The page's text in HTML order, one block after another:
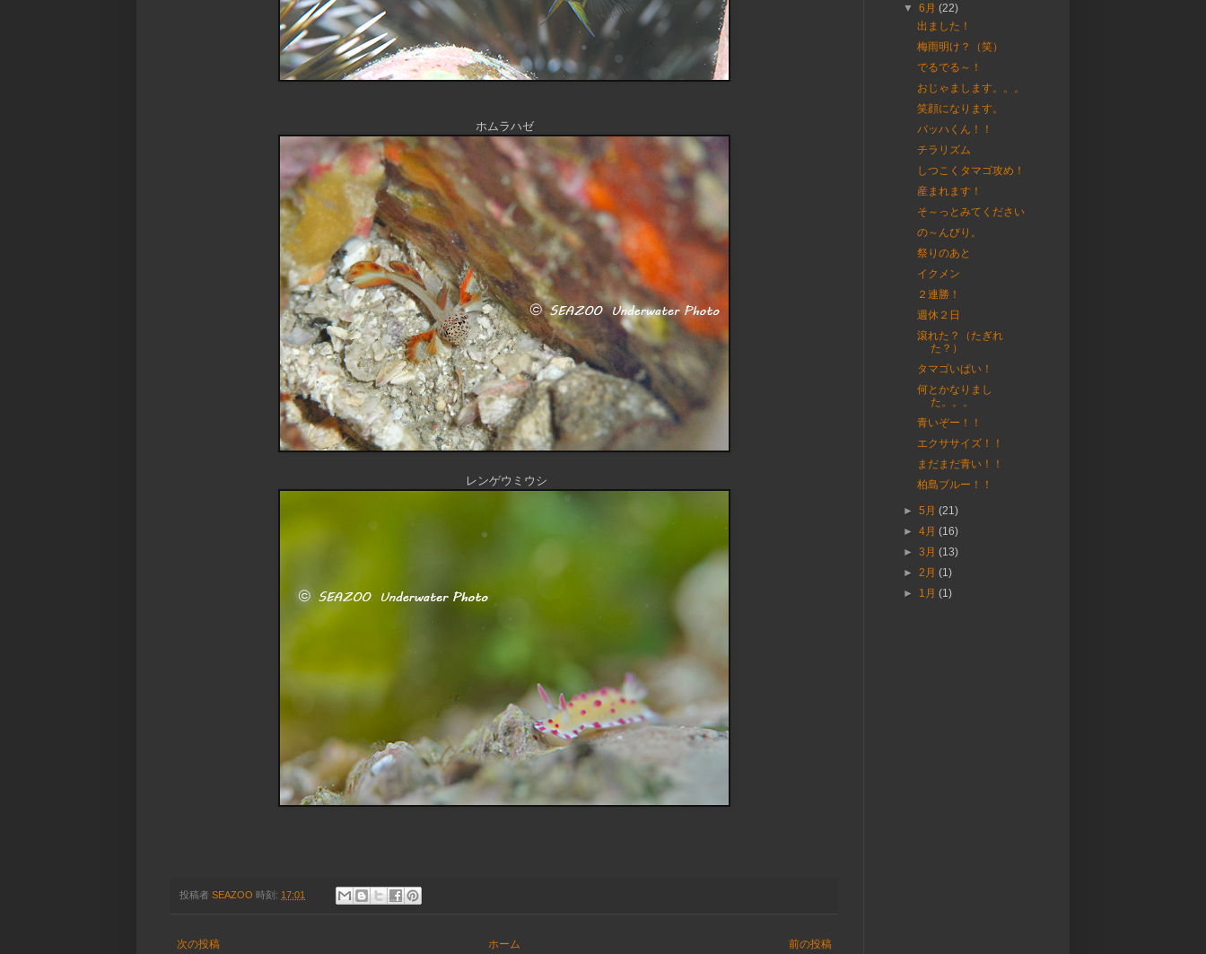
ホムラハゼ
レンゲウミウシ
投稿者 SEAZOO 時刻: 17:01
次の投稿 前の投稿
ホーム
▼6月(22)
出ました！
梅雨明け？（笑）
でるでる～！
おじゃまします。。。
笑顔になります。
バッハくん！！
チラリズム
しつこくタマゴ攻め！
産まれます！
そ～っとみてください
の～んびり。
祭りのあと
イクメン
２連勝！
週休２日
滾れた？（たぎれ
た？）
タマゴいぱい！
何とかなりまし
た。。。
青いぞー！！
エクササイズ！！
まだまだ青い！！
柏島ブルー！！
►5月(21)
►4月(16)
►3月(13)
►2月(1)
► 1月(1)